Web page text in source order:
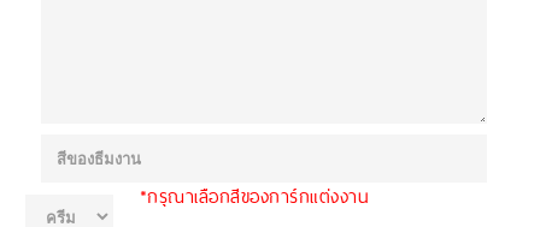
*กรุณาเลือกสีของการ์กแต่งงาน